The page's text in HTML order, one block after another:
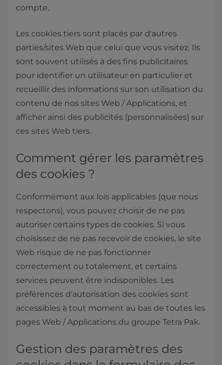
compte.
Les cookies tiers sont placés par d'autres
parties/sites Web que celui que vous visitez. Ils
sont souvent utilisés à des fins publicitaires
pour identifier un utilisateur en particulier et
recueillir des informations sur son utilisation du
contenu de nos sites Web / Applications, et
afficher ainsi des publicités (personnalisées) sur
ces sites Web tiers.
Comment gérer les paramètres
des cookies ?
Conformément aux lois applicables (que nous
respectons), vous pouvez choisir de ne pas
autoriser certains types de cookies. Si vous
choisissez de ne pas recevoir de cookies, le site
Web risque de ne pas fonctionner
correctement ou totalement, et certains
services peuvent être indisponibles. Les
préférences d'autorisation des cookies sont
accessibles à tout moment au bas de toutes les
pages Web / Applications du groupe Tetra Pak.
Gestion des paramètres des